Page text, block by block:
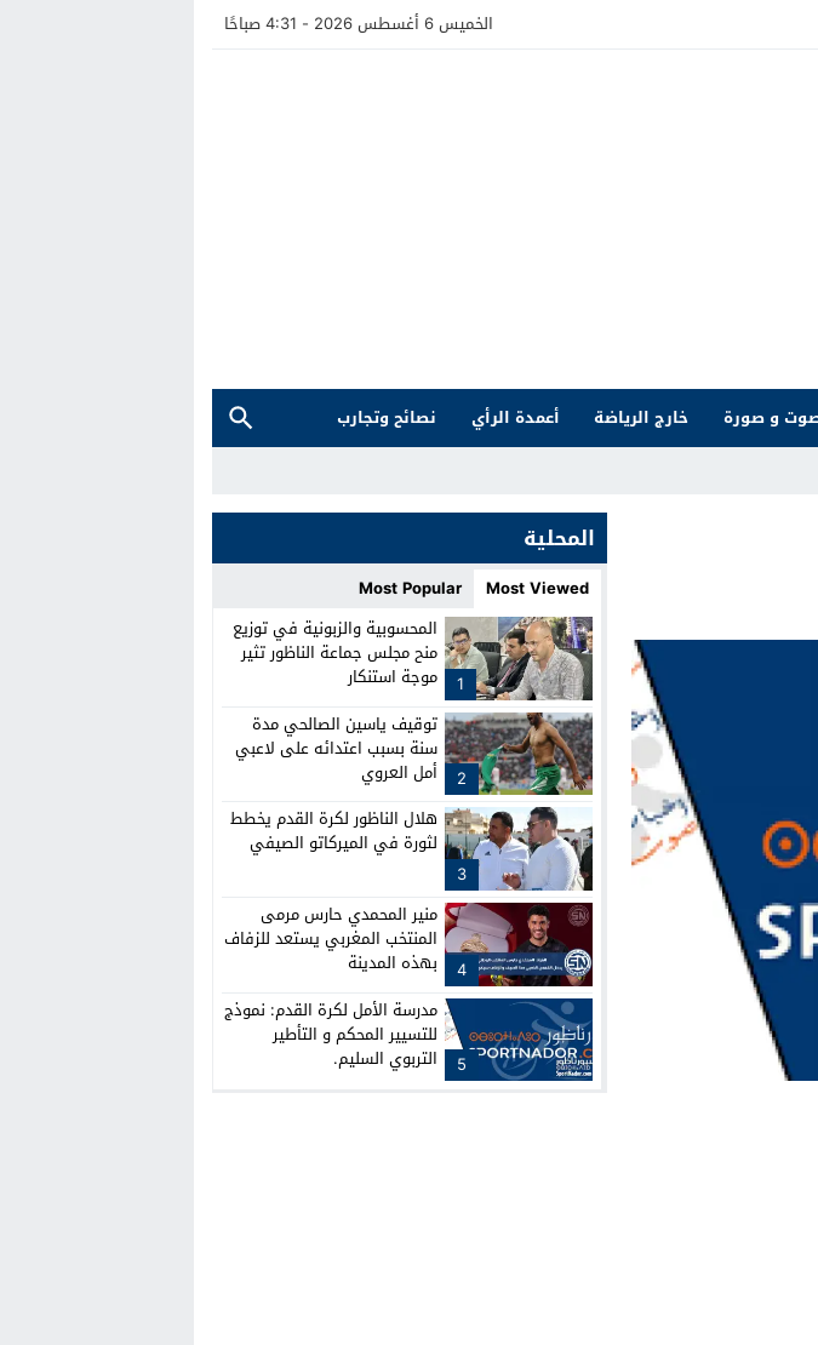
الخميس 6 أغسطس 2026 - 4:31 صباحًا
و صورة خارج الرياضة أعمدة الرأي
نصائح وتجارب
المحلية
Most Viewed
Most Popular
1
المحسوبية والزبونية في توزيع
منح مجلس جماعة الناظور تثير
موجة استنكار
2
توقيف ياسين الصالحي مدة
سنة بسبب اعتدائه على لاعبي
أمل العروي
3
هلال الناظور لكرة القدم يخطط
لثورة في الميركاتو الصيفي
4
منير المحمدي حارس مرمى
المنتخب المغربي يستعد للزفاف
بهذه المدينة
5
مدرسة الأمل لكرة القدم: نموذج
للتسيير المحكم و التأطير
التربوي السليم.